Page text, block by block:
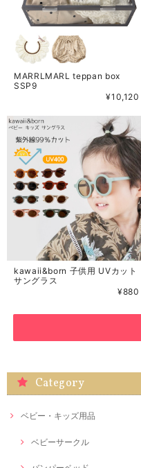
MARRLMARL teppan box
SSP9
¥10,120
kawaii&born 子供用 UVカット
サングラス
¥880
Category
ベビー・キッズ用品
ベビーサークル